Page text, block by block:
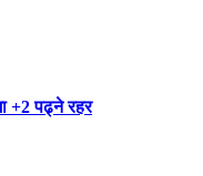
+2 पढ्ने रहर